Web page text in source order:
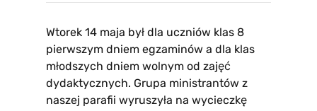
Wtorek 14 maja był dla uczniów klas 8
pierwszym dniem egzaminów a dla klas
młodszych dniem wolnym od zajęć
dydaktycznych. Grupa ministrantów z
naszej parafii wyruszyła na wycieczkę